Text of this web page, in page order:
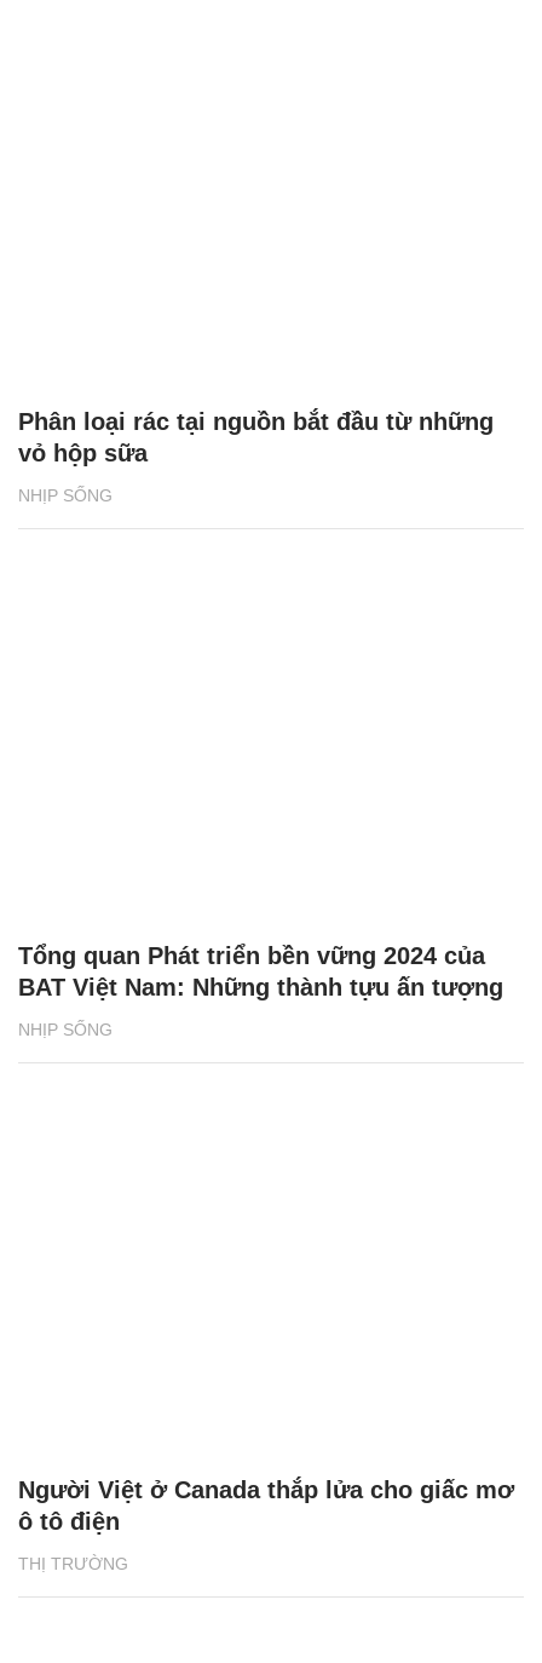
NHỊP SỐNG
Phân loại rác tại nguồn bắt đầu từ những
vỏ hộp sữa
NHỊP SỐNG
Tổng quan Phát triển bền vững 2024 của
BAT Việt Nam: Những thành tựu ấn tượng
THỊ TRƯỜNG
Người Việt ở Canada thắp lửa cho giấc mơ
ô tô điện